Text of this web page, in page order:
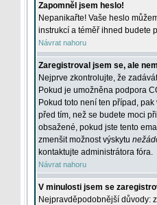
Zapomněl jsem heslo!
Nepanikařte! Vaše heslo
instrukcí a téměř ihned budete
Návrat nahoru
Zaregistroval jsem se, ale
Nejprve zkontrolujte, že
Pokud je umožněna podpora
Pokud toto není ten případ,
před tím, než se budete moci
obsažené, pokud jste tento
zmenšit možnost výskytu
kontaktujte administrátora fóra.
Návrat nahoru
V minulosti jsem se
Nejpravděpodobnější důvody: